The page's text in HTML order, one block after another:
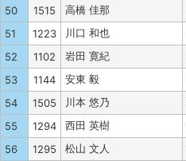
50
1515 高橋 佳那
51
1223 川口 和也
52
1102 岩田 寛紀
53
1144 安東 毅
54
1505 川本 悠乃
55
1294 西田 英樹
56
1295 松山 文人